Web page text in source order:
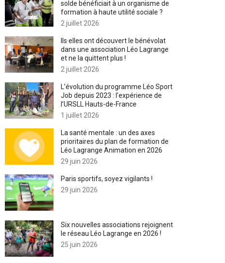
solde bénéficiait à un organisme de
formation à haute utilité sociale ?
2 juillet 2026
Ils·elles ont découvert le bénévolat
dans une association Léo Lagrange
et ne la quittent plus !
2 juillet 2026
L’évolution du programme Léo Sport
Job depuis 2023 : l’expérience de
l’URSLL Hauts-de-France
1 juillet 2026
La santé mentale : un des axes
prioritaires du plan de formation de
Léo Lagrange Animation en 2026
29 juin 2026
Paris sportifs, soyez vigilants !
29 juin 2026
Six nouvelles associations rejoignent
le réseau Léo Lagrange en 2026 !
25 juin 2026